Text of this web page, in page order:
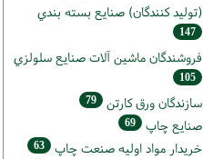
(تولید كنندگان) صنايع بسته بندي
147
فروشندگان ماشين آلات صنايع سلولزي
105
سازندگان ورق كارتن 79
صنايع چاپ 69
خريدار مواد اوليه صنعت چاپ 63